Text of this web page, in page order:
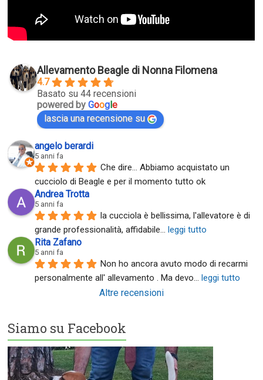
Allevamento Beagle di Nonna Filomena
4.7
Basato su 44 recensioni
powered byGoogle
lascia una recensione su
angelo berardi
5 anni fa
Che dire... Abbiamo acquistato un
cucciolo di Beagle e per il momento tutto ok
Andrea Trotta
5 anni fa
la cucciola è bellissima, l'allevatore è di
grande professionalità, affidabile... leggi tutto
Rita Zafano
5 anni fa
Non ho ancora avuto modo di recarmi
personalmente all' allevamento . Ma devo... leggi tutto
Altre recensioni
Siamo su Facebook